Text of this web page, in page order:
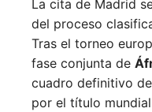
La cita de Madrid
del proceso
Tras el torneo
fase conjunta de
cuadro definitivo
por el título